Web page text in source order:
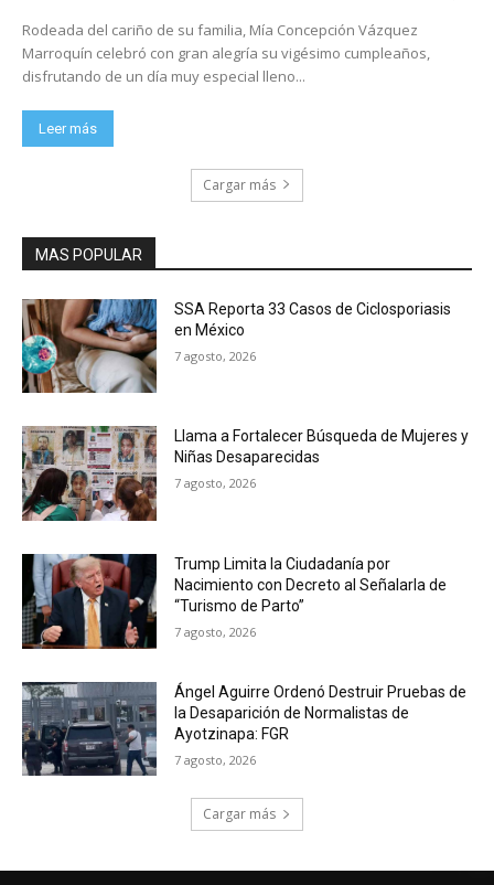
Rodeada del cariño de su familia, Mía Concepción Vázquez
Marroquín celebró con gran alegría su vigésimo cumpleaños,
disfrutando de un día muy especial lleno...
Leer más
Cargar más
MAS POPULAR
SSA Reporta 33 Casos de Ciclosporiasis
en México
7 agosto, 2026
Llama a Fortalecer Búsqueda de Mujeres y
Niñas Desaparecidas
7 agosto, 2026
Trump Limita la Ciudadanía por
Nacimiento con Decreto al Señalarla de
“Turismo de Parto”
7 agosto, 2026
Ángel Aguirre Ordenó Destruir Pruebas de
la Desaparición de Normalistas de
Ayotzinapa: FGR
7 agosto, 2026
Cargar más